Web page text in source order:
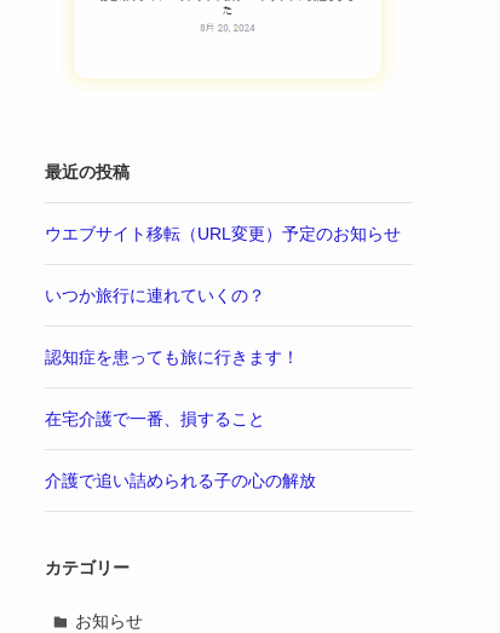
最近の投稿
ウエブサイト移転（URL変更）予定のお知らせ
いつか旅行に連れていくの？
認知症を患っても旅に行きます！
在宅介護で一番、損すること
介護で追い詰められる子の心の解放
カテゴリー
お知らせ